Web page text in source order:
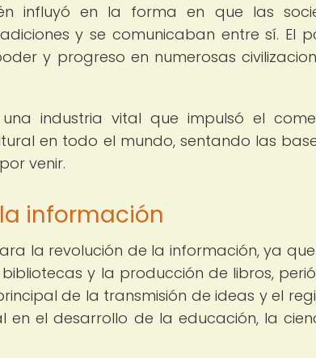
influyó en la forma en que las
y se comunicaban entre sí. El
y progreso en numerosas
industria vital que impulsó el
en todo el mundo, sentando las
venir.
información
la revolución de la información, ya
y la producción de libros,
de la transmisión de ideas y el
en el desarrollo de la educación, la